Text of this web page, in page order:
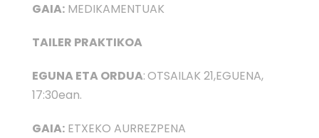
GAIA: MEDIKAMENTUAK
TAILER PRAKTIKOA
EGUNA ETA ORDUA:OTSAILAK 21,EGUENA,
17:30ean.
GAIA: ETXEKO AURREZPENA